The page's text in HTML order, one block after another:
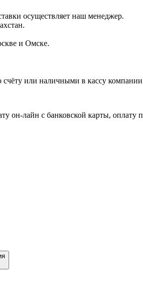
осуществляет наш менеджер.
Казахстан.
и Омске.
или наличными в кассу
он-лайн с банковской карты, оплату